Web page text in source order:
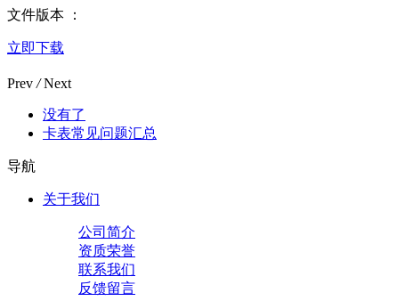
文件版本 ：
立即下载
Prev /Next
没有了
卡表常见问题汇总
导航
关于我们
公司简介
资质荣誉
联系我们
反馈留言